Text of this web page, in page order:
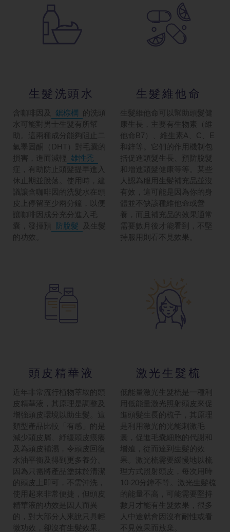
生髮洗頭水
含咖啡因及 鋸棕櫚
的洗頭
水可能對男士生髮有所幫
助。這兩種成分能夠阻止二
氫睪固酮（DHT）對毛囊的
損害，進而減輕
雄性禿
症，有助防止頭髮提早進入
休止期並脫落。使用時，建
議讓含咖啡因的洗髮水在頭
皮上停留至少兩分鐘，以便
讓咖啡因成分充分進入毛
囊，發揮預
防脫髮
及生髮
的功效。
生髮維他命
生髮維他命可以幫助頭髮健
康生長，主要有生物素（維
他命B7）、維生素A、C、E
和鋅等。它們的作用機制包
括促進頭髮生長、預防脫髮
和增進頭髮健康等等。某些
人認為服用生髮補充品並沒
有效，這可能是因為你的身
體並不缺該種維他命或營
養，而且補充品的效果通常
需要數月後才能看到，不堅
持服用則看不見效果。
頭皮精華液
近年非常流行植物萃取的頭
皮精華液，其原理是調整及
增強頭皮環境以助生髮。這
類型產品比較「有感」的是
減少頭皮屑、紓緩頭皮痕癢
及為頭皮補濕，令頭皮回復
水油平衡及得到更多養分。
因為只需將產品塗抹於清潔
的頭皮上即可，不需沖洗，
使用起來非常便捷，但頭皮
精華液的功效是因人而異
的，對大部分人來說只具輕
微功效，卻沒有生髮效果。
激光生髮梳
低能量激光生髮梳是一種利
用低能量激光照射頭皮來促
進頭髮生長的梳子，其原理
是利用激光的光能刺激毛
囊，促進毛囊細胞的代謝和
增殖，從而達到生髮的效
果。激光梳需要緩慢地以梳
理方式照射頭皮，每次用時
10-20分鐘不等。激光生髮梳
的能量不高，可能需要堅持
數月才能有生髮效果，很多
人中途就會因沒有耐性或看
不見效果而放棄。